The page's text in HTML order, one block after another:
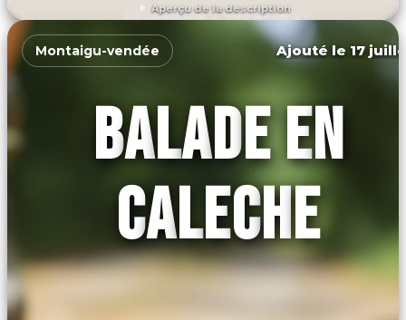
Aperçu de la description
DÉCOUVRIR L'ÉVÉNEMENT
Montaigu-vendée Ajouté le 17
BALADE EN
CALECHE